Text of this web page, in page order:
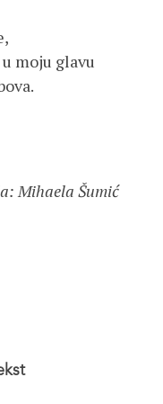
moju glavu
Mihaela Šumić